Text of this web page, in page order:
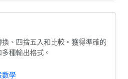
、四捨五入和比較。獲得準確的
種輸出格式。
數學